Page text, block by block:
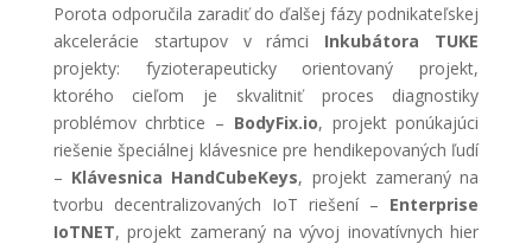
Porota odporučila zaradiť do ďalšej fázy podnikateľskej
akcelerácie startupov v rámci Inkubátora TUKE
projekty: fyzioterapeuticky orientovaný projekt,
ktorého cieľom je skvalitniť proces diagnostiky
problémov chrbtice – BodyFix.io, projekt ponúkajúci
riešenie špeciálnej klávesnice pre hendikepovaných ľudí
– Klávesnica HandCubeKeys, projekt zameraný na
tvorbu decentralizovaných IoT riešení – Enterprise
IoTNET, projekt zameraný na vývoj inovatívnych hier